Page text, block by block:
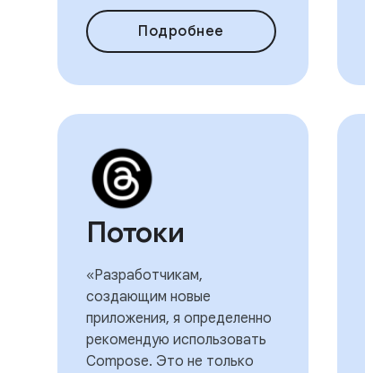
Подробнее
Потоки
«Разработчикам,
создающим новые
приложения, я определенно
рекомендую использовать
Compose. Это не только